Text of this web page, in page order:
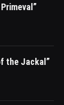
the Jackal”